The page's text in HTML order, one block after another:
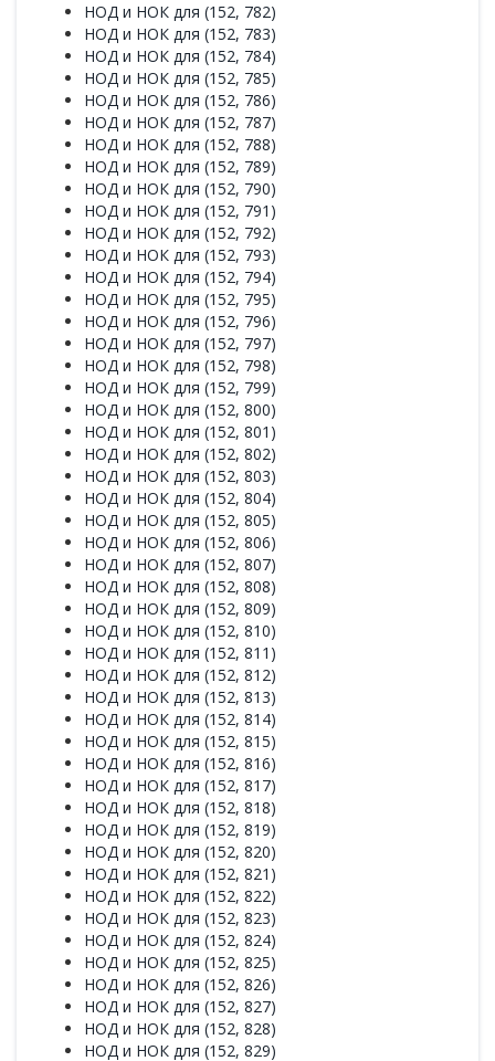
НОД и НОК для (152, 782)
НОД и НОК для (152, 783)
НОД и НОК для (152, 784)
НОД и НОК для (152, 785)
НОД и НОК для (152, 786)
НОД и НОК для (152, 787)
НОД и НОК для (152, 788)
НОД и НОК для (152, 789)
НОД и НОК для (152, 790)
НОД и НОК для (152, 791)
НОД и НОК для (152, 792)
НОД и НОК для (152, 793)
НОД и НОК для (152, 794)
НОД и НОК для (152, 795)
НОД и НОК для (152, 796)
НОД и НОК для (152, 797)
НОД и НОК для (152, 798)
НОД и НОК для (152, 799)
НОД и НОК для (152, 800)
НОД и НОК для (152, 801)
НОД и НОК для (152, 802)
НОД и НОК для (152, 803)
НОД и НОК для (152, 804)
НОД и НОК для (152, 805)
НОД и НОК для (152, 806)
НОД и НОК для (152, 807)
НОД и НОК для (152, 808)
НОД и НОК для (152, 809)
НОД и НОК для (152, 810)
НОД и НОК для (152, 811)
НОД и НОК для (152, 812)
НОД и НОК для (152, 813)
НОД и НОК для (152, 814)
НОД и НОК для (152, 815)
НОД и НОК для (152, 816)
НОД и НОК для (152, 817)
НОД и НОК для (152, 818)
НОД и НОК для (152, 819)
НОД и НОК для (152, 820)
НОД и НОК для (152, 821)
НОД и НОК для (152, 822)
НОД и НОК для (152, 823)
НОД и НОК для (152, 824)
НОД и НОК для (152, 825)
НОД и НОК для (152, 826)
НОД и НОК для (152, 827)
НОД и НОК для (152, 828)
НОД и НОК для (152, 829)